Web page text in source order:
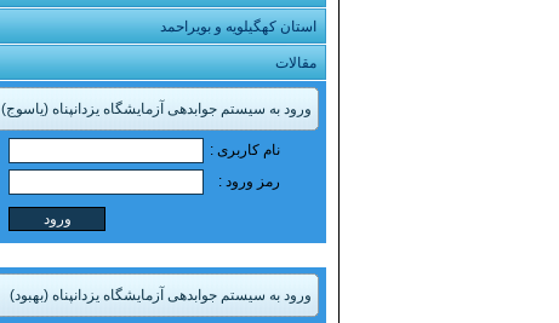
استان کهگیلویه و بویراحمد
مقالات
ورود به سیستم جوابدهی آزمایشگاه یزدانپناه (یاسوج)
نام کاربری :
رمز ورود :
ورود به سیستم جوابدهی آزمایشگاه یزدانپناه (بهبود)